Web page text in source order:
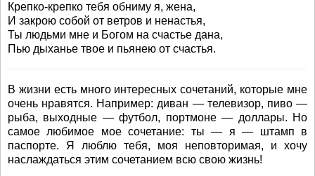
Крепко-крепко тебя обниму я, жена,
И закрою собой от ветров и ненастья,
Ты людьми мне и Богом на счастье дана,
Пью дыханье твое и пьянею от счастья.
В жизни есть много интересных сочетаний, которые мне
очень нравятся. Например: диван — телевизор, пиво —
рыба, выходные — футбол, портмоне — доллары. Но
самое любимое мое сочетание: ты — я — штамп в
паспорте. Я люблю тебя, моя неповторимая, и хочу
наслаждаться этим сочетанием всю свою жизнь!